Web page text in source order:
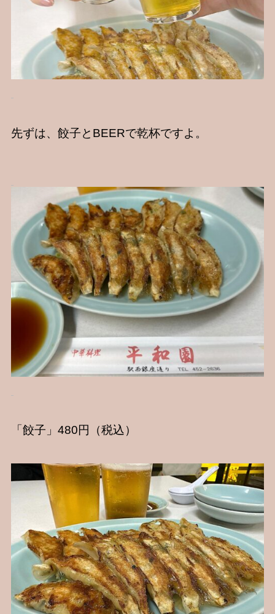
先ずは、餃子とBEERで乾杯ですよ。
「餃子」480円（税込）